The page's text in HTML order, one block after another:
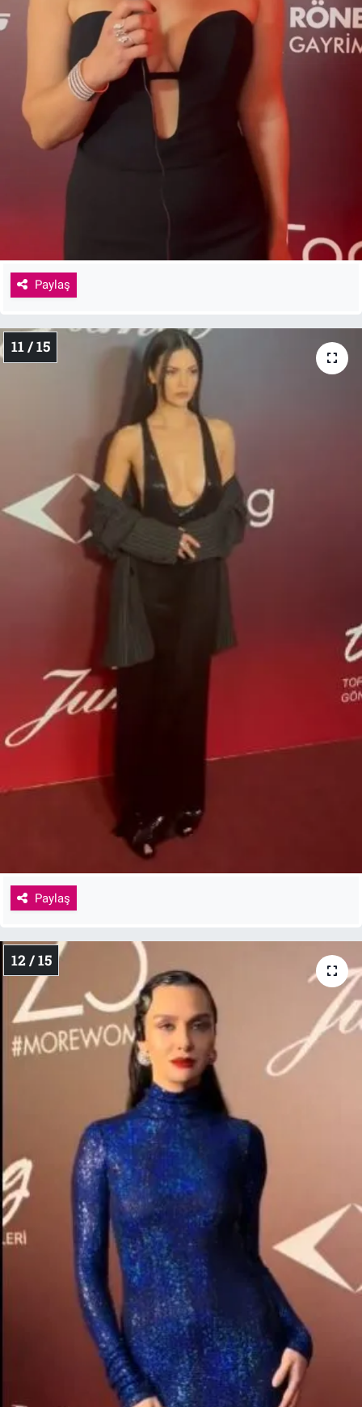
Paylaş
11 / 15
Paylaş
12 / 15